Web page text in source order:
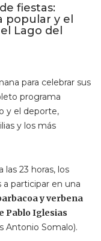
fiestas:
popular y el
Lago del
para celebrar sus
programa
y el deporte,
y los más
las 23 horas, los
participar en una
y verbena
Pablo Iglesias
Antonio Somalo).